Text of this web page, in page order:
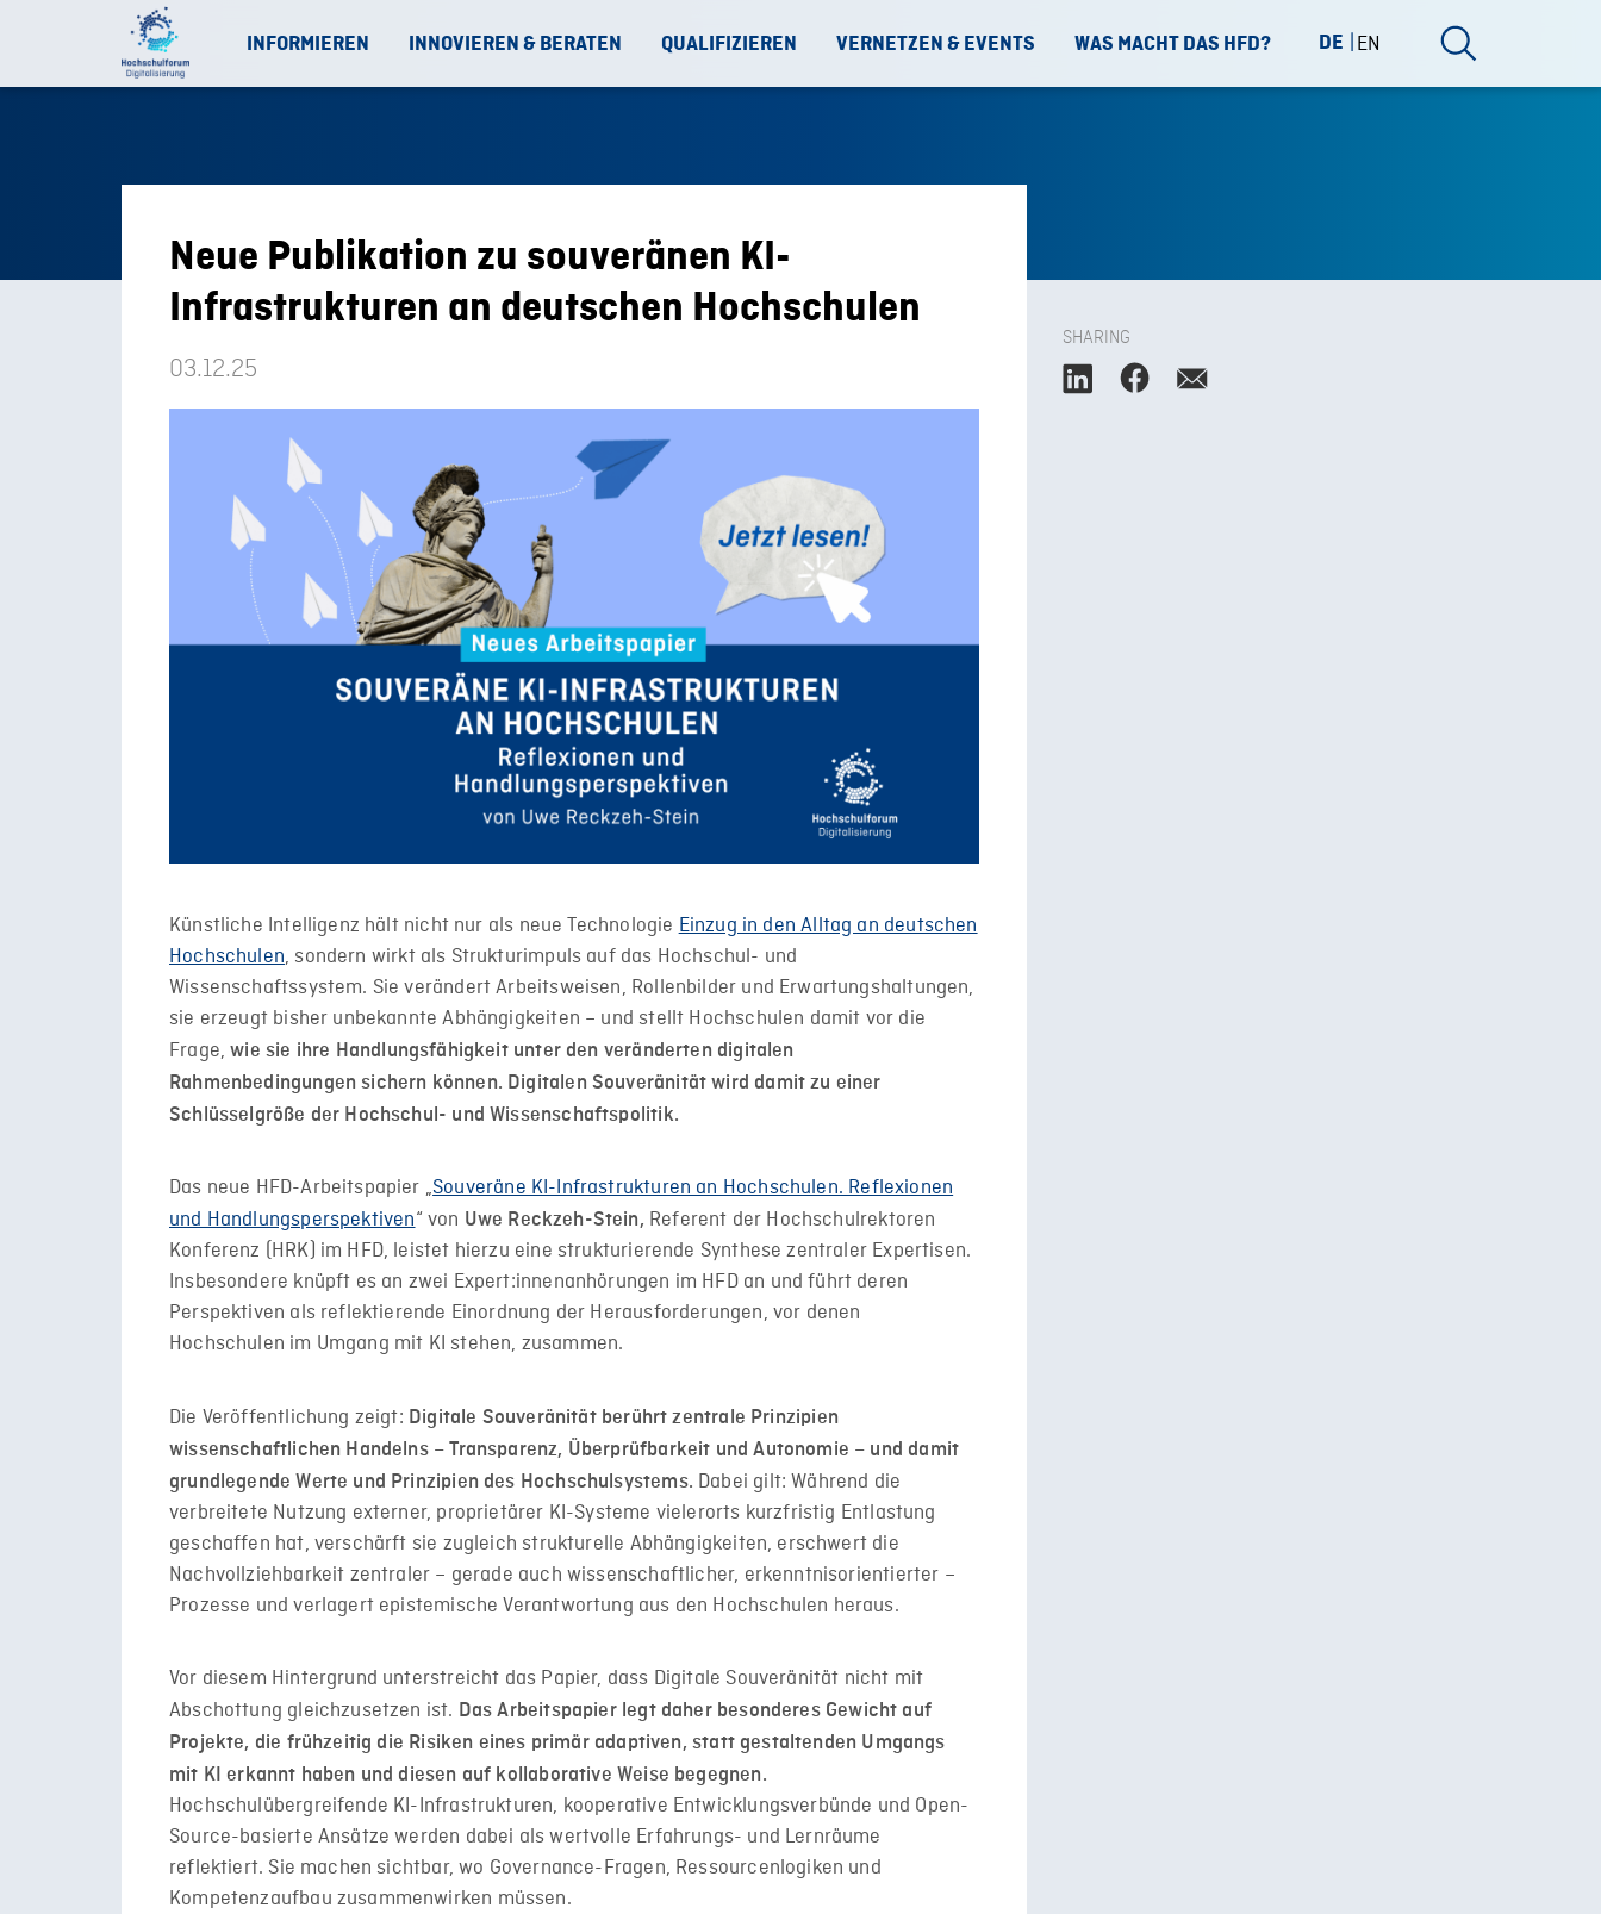
INFORMIEREN INNOVIEREN & BERATEN QUALIFIZIEREN VERNETZEN & EVENTS WAS MACHT DAS HFD? DE EN
Neue Publikation zu souveränen KI-
Infrastrukturen an deutschen Hochschulen
03.12.25
Künstliche Intelligenz hält nicht nur als neue Technologie Einzug in den Alltag an deutschen
Hochschulen, sondern wirkt als Strukturimpuls auf das Hochschul- und
Wissenschaftssystem. Sie verändert Arbeitsweisen, Rollenbilder und Erwartungshaltungen,
sie erzeugt bisher unbekannte Abhängigkeiten – und stellt Hochschulen damit vor die
Frage, wie sie ihre Handlungsfähigkeit unter den veränderten digitalen
Rahmenbedingungen sichern können. Digitalen Souveränität wird damit zu einer
Schlüsselgröße der Hochschul- und Wissenschaftspolitik.
Das neue HFD-Arbeitspapier „Souveräne KI-Infrastrukturen an Hochschulen. Reflexionen
und Handlungsperspektiven“von Uwe Reckzeh-Stein, Referent der Hochschulrektoren
Konferenz (HRK) im HFD, leistet hierzu eine strukturierende Synthese zentraler Expertisen.
Insbesondere knüpft es an zwei Expert:innenanhörungen im HFD an und führt deren
Perspektiven als reflektierende Einordnung der Herausforderungen, vor denen
Hochschulen im Umgang mit KI stehen, zusammen.
Die Veröffentlichung zeigt: Digitale Souveränität berührt zentrale Prinzipien
wissenschaftlichen Handelns – Transparenz, Überprüfbarkeit und Autonomie – und damit
grundlegende Werte und Prinzipien des Hochschulsystems. Dabei gilt: Während die
verbreitete Nutzung externer, proprietärer KI-Systeme vielerorts kurzfristig Entlastung
geschaffen hat, verschärft sie zugleich strukturelle Abhängigkeiten, erschwert die
Nachvollziehbarkeit zentraler – gerade auch wissenschaftlicher, erkenntnisorientierter –
Prozesse und verlagert epistemische Verantwortung aus den Hochschulen heraus.
Vor diesem Hintergrund unterstreicht das Papier, dass Digitale Souveränität nicht mit
Abschottung gleichzusetzen ist. Das Arbeitspapier legt daher besonderes Gewicht auf
Projekte, die frühzeitig die Risiken eines primär adaptiven, statt gestaltenden Umgangs
mit KI erkannt haben und diesen auf kollaborative Weise begegnen.
Hochschulübergreifende KI-Infrastrukturen, kooperative Entwicklungsverbünde und Open-
Source-basierte Ansätze werden dabei als wertvolle Erfahrungs- und Lernräume
reflektiert. Sie machen sichtbar, wo Governance-Fragen, Ressourcenlogiken und
Kompetenzaufbau zusammenwirken müssen.
SHARING